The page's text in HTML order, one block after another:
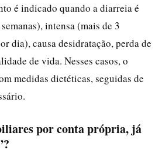
é indicado quando a diarreia é
intensa (mais de 3
dia), causa desidratação, perda de
de vida. Nesses casos, o
medidas dietéticas, seguidas de
por conta própria, já